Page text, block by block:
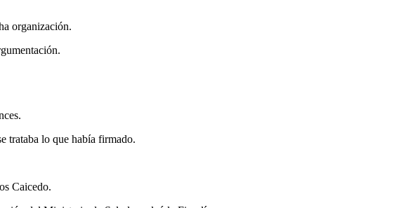
organización.
trataba lo que había firmado.
Caicedo.